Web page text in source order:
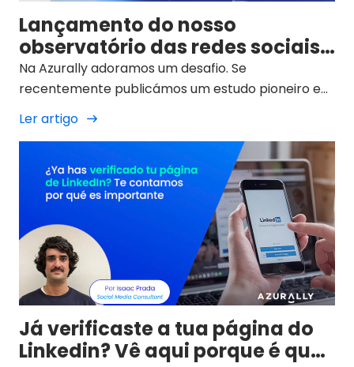
Lançamento do nosso
observatório das redes sociais
do sector farmacêutico em
2023
Na Azurally adoramos um desafio. Se
recentemente publicámos um estudo pioneiro e
espanhola (estudo sobre o posicionamento
orgânico nos motores de busca) da nossa área de
Life Science, o passo seguinte era claro desde o
início: as redes sociais do sector no nosso país.
Ler artigo
Já verificaste a tua página do
Linkedin? Vê aqui porque é que